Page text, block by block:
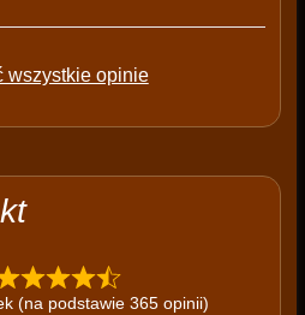
wszystkie opinie
(na podstawie 365 opinii)